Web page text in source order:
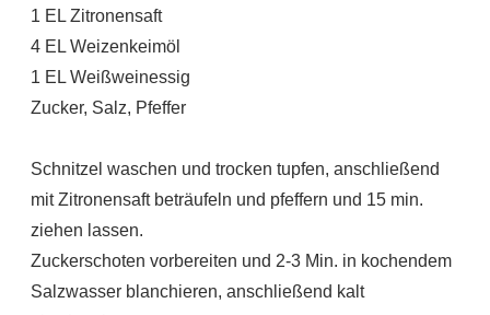
1 EL Zitronensaft
4 EL Weizenkeimöl
1 EL Weißweinessig
Zucker, Salz, Pfeffer
Schnitzel waschen und trocken tupfen, anschließend
mit Zitronensaft beträufeln und pfeffern und 15 min.
ziehen lassen.
Zuckerschoten vorbereiten und 2-3 Min. in kochendem
Salzwasser blanchieren, anschließend kalt